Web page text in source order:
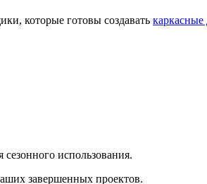
которые готовы создавать
использования.
завершенных проектов.